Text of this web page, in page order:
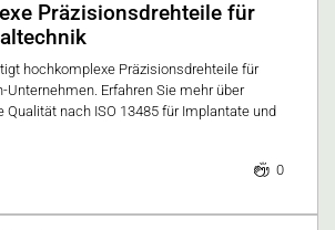
Präzisionsdrehteile für
hochkomplexe Präzisionsdrehteile für
Unternehmen. Erfahren Sie mehr über
Qualität nach ISO 13485 für Implantate und
0